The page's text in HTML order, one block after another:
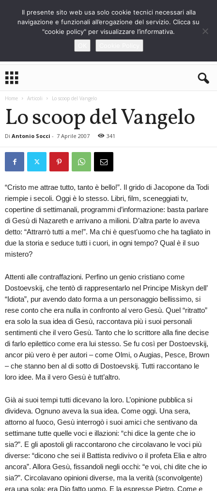
S
Home Articoli Lo scoop del Vangelo
Lo scoop del Vangelo
Di Antonio Socci - 7 Aprile 2007 341
“Cristo me attrae tutto, tanto è bello!”. Il grido di Jacopone da Todi
riempie i secoli. Oggi è lo stesso. Libri, film, sceneggiati tv,
copertine di settimanali, programmi d’informazione: basta parlare
di Gesù di Nazareth e arrivano a milioni. D’altra parte lo aveva
detto: “Attrarrò tutti a me!”. Ma chi è quest’uomo che ha tagliato in
due la storia e seduce tutti i cuori, in ogni tempo? Qual è il suo
mistero?
Attenti alle contraffazioni. Perfino un genio cristiano come
Dostoevskij, che tentò di rappresentarlo nel Principe Miskyn dell’
“Idiota”, pur avendo dato forma a un personaggio bellissimo, si
rese conto che era nulla in confronto al vero Gesù. Quel “ritratto”
era solo la sua idea di Gesù, raccontava più i suoi personali
sentimenti che il vero Gesù. Tanto che lo scrittore alla fine decise
di farlo epilettico come era lui stesso. Se fu così per Dostoevskij,
ancor più vero è per autori – come Olmi, o Augias, Pesce, Brown
– che stanno ben al di sotto di Dostoevskij. Tutti raccontano le
loro idee. Ma il vero Gesù è tutt’altro.
Già ai suoi tempi tutti dicevano la loro. L’opinione pubblica si
divideva. Ognuno aveva la sua idea. Come oggi. Una sera,
attorno al fuoco, Gesù interrogò i suoi amici che sentivano da
settimane tutte quelle voci e illazioni: “chi dice la gente che io
sia?”. E gli apostoli gli raccontarono che circolavano le voci più
diverse: “dicono che sei il Battista redivivo o il profeta Elia e altro
ancora”. Allora Gesù, fissandoli negli occhi: “e voi, chi dite che io
sia?”. Circolavano opinioni diverse, ma la verità (sconvolgente)
era una sola: era Dio fatto uomo. E la espresse Pietro. Come e
Il presente sito web usa solo cookie tecnici necessari alla
navigazione e funzionali all’erogazione del servizio. Clicca su
"cookie policy" per visualizzare l’informativa.